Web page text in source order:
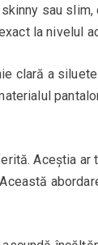
sau slim,
la nivelul
clară a
Aceștia ar